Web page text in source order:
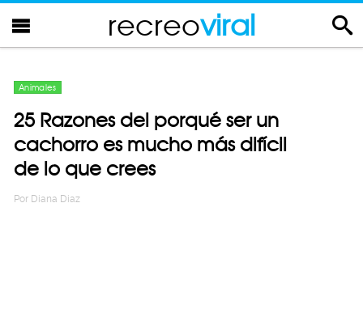
recreoviral
Animales
25 Razones del porqué ser un
cachorro es mucho más difícil
de lo que crees
Por Diana Diaz